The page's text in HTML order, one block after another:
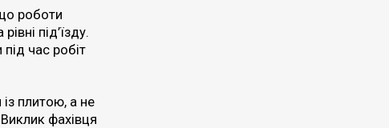
роботи
під’їзду.
час робіт
плитою, а не
фахівця